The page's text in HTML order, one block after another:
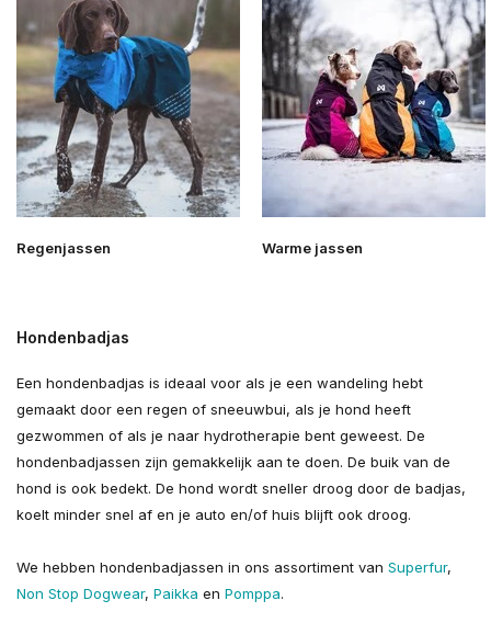
Regenjassen Warme jassen
Hondenbadjas
Een hondenbadjas is ideaal voor als je een wandeling hebt
gemaakt door een regen of sneeuwbui, als je hond heeft
gezwommen of als je naar hydrotherapie bent geweest. De
hondenbadjassen zijn gemakkelijk aan te doen. De buik van de
hond is ook bedekt. De hond wordt sneller droog door de badjas,
koelt minder snel af en je auto en/of huis blijft ook droog.
We hebben hondenbadjassen in ons assortiment van Superfur,
Non Stop Dogwear, Paikka en Pomppa.